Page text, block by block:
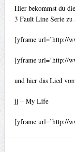
Hier bekommst du
3 Fault Line Serie zu
[yframe url=’http://
[yframe url=’http://
und hier das Lied
jj – My Life
[yframe url=’http://